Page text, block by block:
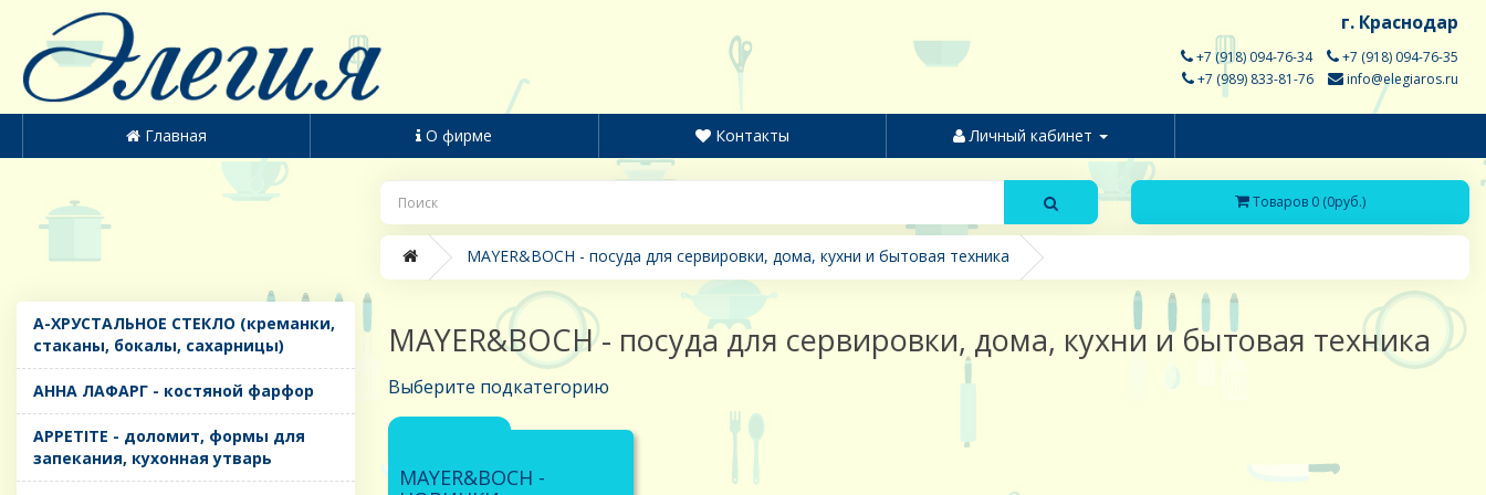
г. Краснодар
+7 (918) 094-76-34
+7 (918) 094-76-35
+7 (989) 833-81-76
info@elegiaros.ru
Главная О фирме Контакты Личный кабинет
Товаров 0 (0руб.)
MAYER&BOCH - посуда для сервировки, дома, кухни и бытовая техника
A-ХРУСТАЛЬНОЕ СТЕКЛО (креманки,
стаканы, бокалы, сахарницы)
AHHA ЛАФАРГ - костяной фарфор
APPETITE - доломит, формы для
запекания, кухонная утварь
MAYER&BOCH - посуда для сервировки, дома, кухни и бытовая техника
Выберите подкатегорию
MAYER&BOCH -